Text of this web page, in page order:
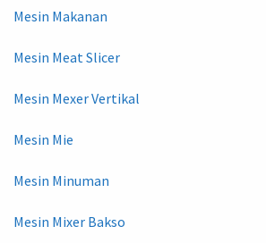
Mesin Makanan
Mesin Meat Slicer
Mesin Mexer Vertikal
Mesin Mie
Mesin Minuman
Mesin Mixer Bakso